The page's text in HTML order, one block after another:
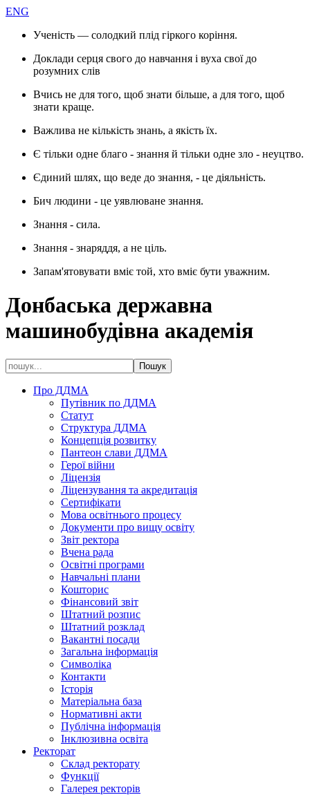
ENG
Ученість — солодкий плід гіркого коріння.
Доклади серця свого до навчання і вуха свої до
розумних слів
Вчись не для того, щоб знати більше, а для того, щоб
знати краще.
Важлива не кількість знань, а якість їх.
Є тільки одне благо - знання й тільки одне зло - неуцтво.
Єдиний шлях, що веде до знання, - це діяльність.
Бич людини - це уявлюване знання.
Знання - сила.
Знання - знаряддя, а не ціль.
Запам'ятовувати вміє той, хто вміє бути уважним.
Донбаська державна
машинобудівна академія
Про ДДМА
Путівник по ДДМА
Статут
Структура ДДМА
Концепція розвитку
Пантеон слави ДДМА
Герої війни
Ліцензія
Ліцензування та акредитація
Сертифікати
Мова освітнього процесу
Документи про вищу освіту
Звіт ректора
Вчена рада
Освітні програми
Навчальні плани
Кошторис
Фінансовий звіт
Штатний розпис
Штатний розклад
Вакантні посади
Загальна інформація
Символіка
Контакти
Історія
Матеріальна база
Нормативні акти
Публічна інформація
Інклюзивна освіта
Ректорат
Склад ректорату
Функції
Галерея ректорів